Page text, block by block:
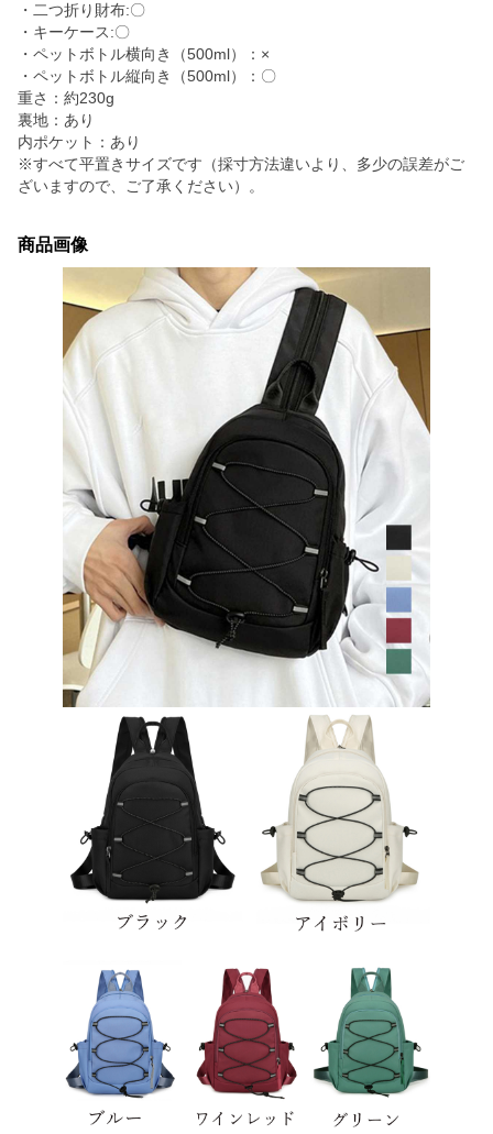
・二つ折り財布:〇
・キーケース:〇
・ペットボトル横向き（500ml）：×
・ペットボトル縦向き（500ml）：〇
重さ：約230g
裏地：あり
内ポケット：あり
※すべて平置きサイズです（採寸方法違いより、多少の誤差がご
ざいますので、ご了承ください）。
商品画像